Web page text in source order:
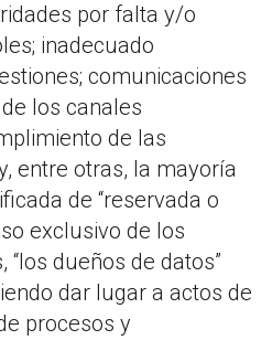
por falta y/o
inadecuado
comunicaciones
los canales
de las
entre otras, la mayoría
de “reservada o
exclusivo de los
“los dueños de datos”
dar lugar a actos de
procesos y